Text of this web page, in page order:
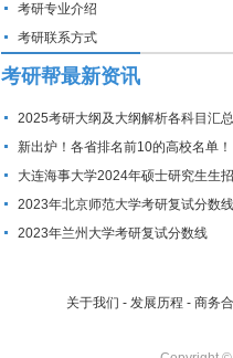
考研专业介绍
考研联系方式
考研帮最新资讯
2025考研大纲及大纲解析各科目汇总
新出炉！各省排名前10的高校名单！
大连海事大学2024年硕士研究生生
费标准及拟招生人数
2023年北京师范大学考研复试分数线
2023年兰州大学考研复试分数线
关于我们 - 发展历程 - 商务